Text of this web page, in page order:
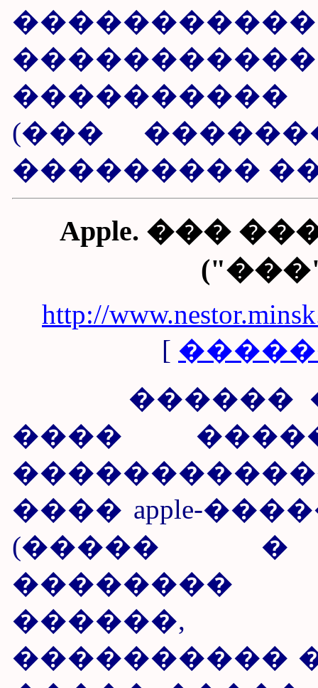
(���
���������
Apple. ���
http://
[
������
����
���� apple-
(����� �
��������
������,
����������